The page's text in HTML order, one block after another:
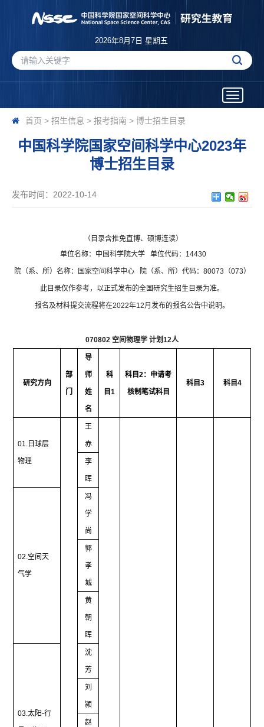
2026年8月7日 星期五
Toggle
首页 > 招生信息 > 报考指南 > 博士招生目录
中国科学院国家空间科学中心2023年
博士招生目录
发布时间：2022-10-14
（目录含推免直博、硕博连读）
单位名称：中国科学院大学
单位代码： 14430
院（系、所）名称：国家空间科学中心 院（系、所）代码： 80073 （073）
此目录仅作参考，以正式发布的全国研究生招生目录为准。
报名及材料提交流程将在2022年12月发布的报名公告中说明。
070802 空间物理学 计划12人
研究方向
部
门
导
师
姓
名
科
目1
科目2：申请考
核制笔试科目
科目3 科目4
01. 日球层
物理
王
赤
李
晖
02.空间天
气学
冯
学
尚
郭
孝
城
黄
朝
晖
03.太阳-行
沈
芳
刘
颍
赵